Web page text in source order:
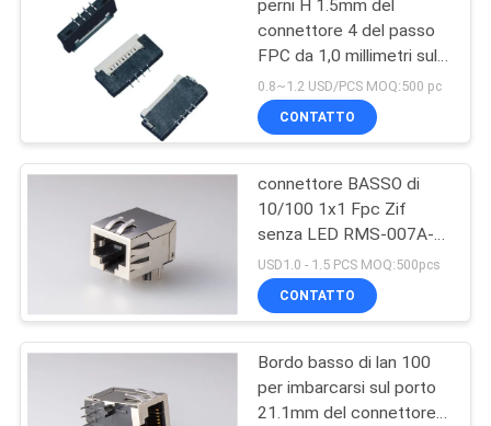
perni H 1.5mm del
connettore 4 del passo
FPC da 1,0 millimetri sul
tipo saldare del contatto
ZIF
0.8~1.2 USD/PCS MOQ:500 pc
CONTATTO
connettore BASSO di
10/100 1x1 Fpc Zif
senza LED RMS-007A-
08W6-NL-M
USD1.0 - 1.5 PCS MOQ:500pcs
CONTATTO
Bordo basso di lan 100
per imbarcarsi sul porto
21.1mm del connettore 1